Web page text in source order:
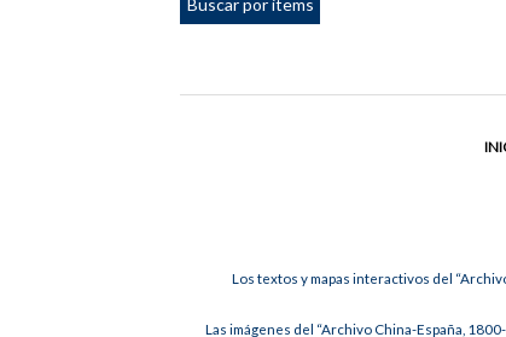
Los textos y mapas interactivos del
Las imágenes del “Archivo China-España,